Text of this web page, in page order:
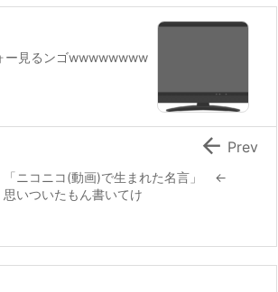
ー見るンゴwwwwwwww
「ニコニコ(動画)で生まれた名言」 ←
思いついたもん書いてけ
 Prev